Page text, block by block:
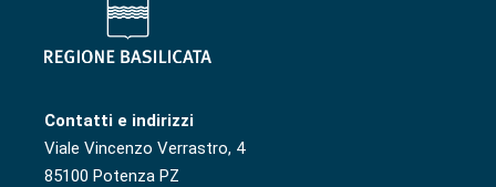
Contatti e indirizzi
Viale Vincenzo Verrastro, 4
85100 Potenza PZ